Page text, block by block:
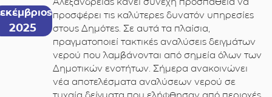
2025
προσφέρει τις καλύτερες δυνατόν υπηρεσίες
στους Δημότες. Σε αυτά τα πλαίσια,
πραγματοποιεί τακτικές αναλύσεις δειγμάτων
νερού που λαμβάνονται από σημεία όλων των
Δημοτικών ενοτήτων. Σήμερα ανακοινώνει
νέα αποτελέσματα αναλύσεων νερού σε